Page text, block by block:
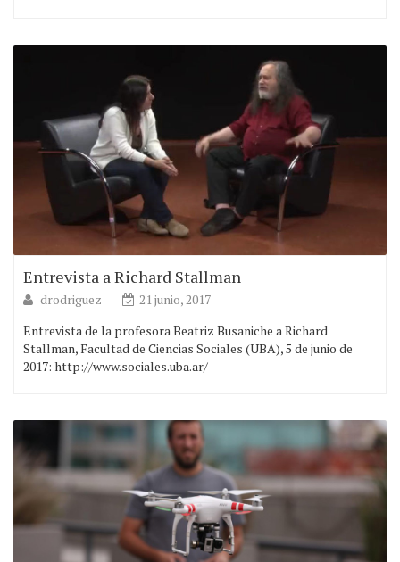
Entrevista a Richard Stallman
drodriguez
21 junio, 2017
Entrevista de la profesora Beatriz Busaniche a Richard
Stallman, Facultad de Ciencias Sociales (UBA), 5 de junio de
2017: http://www.sociales.uba.ar/